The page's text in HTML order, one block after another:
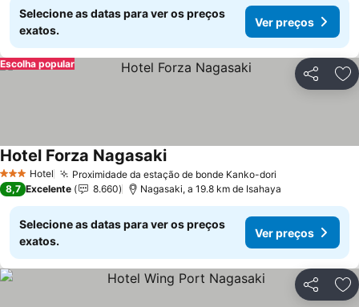
Selecione as datas para ver os preços
exatos.
Ver preços
Partilhar
Escolha popular
3 EstrelasHotel Proximidade da estação de bonde Kanko-dori
Hotel Forza NagasakiVer preços
8,7 Excelente 8.660 Nagasaki, a 19.8 km de Isahaya
Selecione as datas para ver os preços
exatos.
Ver preços
Partilhar